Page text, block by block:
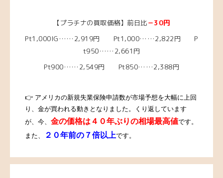
【プラチナの買取価格】前日比－30円
Pt1,000IG……2,919円 Pt1,000……2,822円 P
t950……2,661円
Pt900……2,549円 Pt850……2,388円
👉 アメリカの新規失業保険申請数が市場予想を大幅に上回
り、金が買われる動きとなりました。
くり返しています
が、今、 金の価格は４０年ぶりの相場最高値です。
また、
２０年前の７倍以上です。